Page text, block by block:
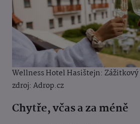
Wellness Hotel Hasištejn:
zdroj: Adrop.cz
Chytře, včas a za méně